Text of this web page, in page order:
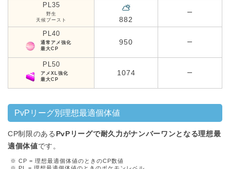
PL35
野生
天候ブースト
882
ー
PL40
通常アメ強化
最大CP
950 ー
PL50
アメXL強化
最大CP
1074 ー
PvPリーグ別理想最適個体値
CP制限のある PvPリーグで耐久力がナンバーワンとなる理想最
適個体値です。
※ CP = 理想最適個体値のときのCP数値